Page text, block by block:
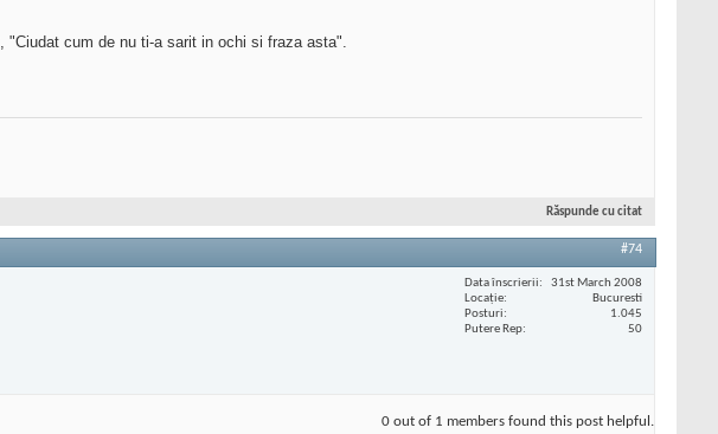
"Ciudat cum de nu ti-a sarit in ochi si fraza asta".
Răspunde cu citat
#74
Data înscrierii
31st March 2008
Locaţie
Bucuresti
Posturi
1.045
Putere Rep
50
0 out of 1 members found this post helpful.